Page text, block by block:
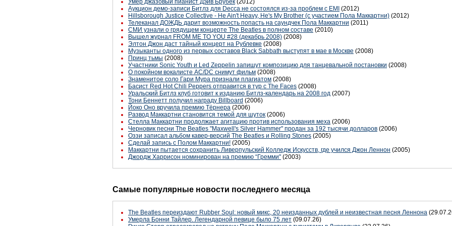
Аукцион демо-записи Битлз для Decca не состоялся из-за проблем с EMI (2012)
Hillsborough Justice Collective - He Ain't Heavy, He's My Brother (с участием Пола Маккартни) (2012)
Телеканал ДОЖДЬ дарит возможность попасть на саундчек Пола Маккартни (2011)
СМИ узнали о грядущем концерте The Beatles в полном составе (2010)
Вышел журнал FROM ME TO YOU #28 (декабрь 2008) (2008)
Элтон Джон даст тайный концерт на Рублевке (2008)
Музыканты одного из первых составов Black Sabbath выступят в мае в Москве (2008)
Принц тьмы (2008)
Участники Sonic Youth и Led Zeppelin запишут композицию для танцевальной постановки (2008)
О покойном вокалисте AC/DC снимут фильм (2008)
Знаменитое соло Гари Мура признали плагиатом (2008)
Басист Red Hot Chili Peppers отправится в тур с The Faces (2008)
Уральский Битлз клуб готовит к изданию Битлз-календарь на 2008 год (2007)
Тони Беннетт получил награду Billboard (2006)
Йоко Оно вручила премию Тёрнера (2006)
Развод Маккартни становится темой для шуток (2006)
Стелла Маккартни продолжает агитацию против использования меха (2006)
Черновик песни The Beatles "Maxwell's Silver Hammer" продан за 192 тысячи долларов (2006)
Оззи записал альбом кавер-версий The Beatles и Rolling Stones (2005)
Сделай запись с Полом Маккартни! (2005)
Маккартни пытается сохранить Ливерпульский Колледж Искусств, где учился Джон Леннон (2005)
Джордж Харрисон номинирован на премию “Гремми" (2003)
Самые популярные новости последнего месяца
The Beatles переиздают Rubber Soul: новый микс, 20 неизданных дублей и неизвестная песня Леннона
Умерла Бонни Тайлер. Легендарной певице было 75 лет (09.07.26)